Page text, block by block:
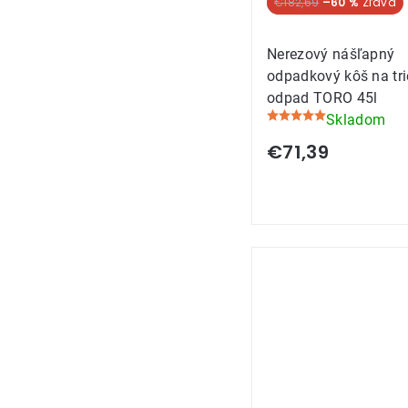
Nerezový nášľapný
odpadkový kôš na
odpad TORO 45l
Priemerné
hodnotenie
Skladom
€71,39